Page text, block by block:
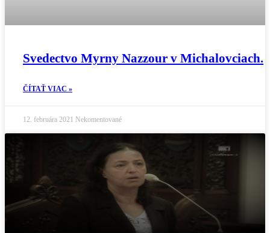
Svedectvo Myrny Nazzour v Michalovciach.
ČÍTAŤ VIAC »
12. februára 2021 Nekomentované